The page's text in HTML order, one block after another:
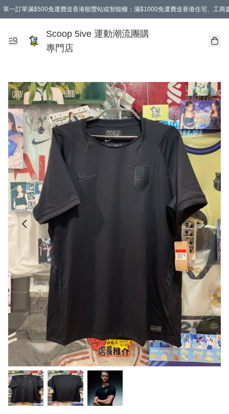
單一訂單滿$500免運費送香港順豐站或智能櫃；滿$1000免運費送香港住宅、工商
Scoop 5ive 運動潮流團購
專門店